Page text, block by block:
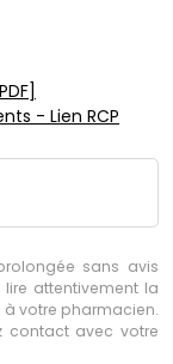
- Lien RCP
sans avis
attentivement la
votre pharmacien.
contact avec votre